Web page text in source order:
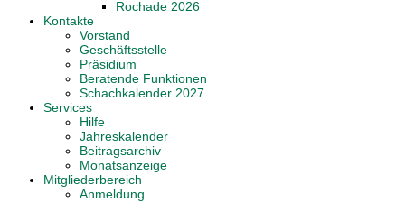
Rochade 2026
Kontakte
Vorstand
Geschäftsstelle
Präsidium
Beratende Funktionen
Schachkalender 2027
Services
Hilfe
Jahreskalender
Beitragsarchiv
Monatsanzeige
Mitgliederbereich
Anmeldung